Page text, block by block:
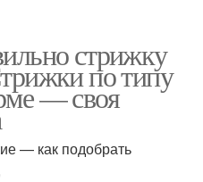
стрижку
по типу
— своя
— как подобрать